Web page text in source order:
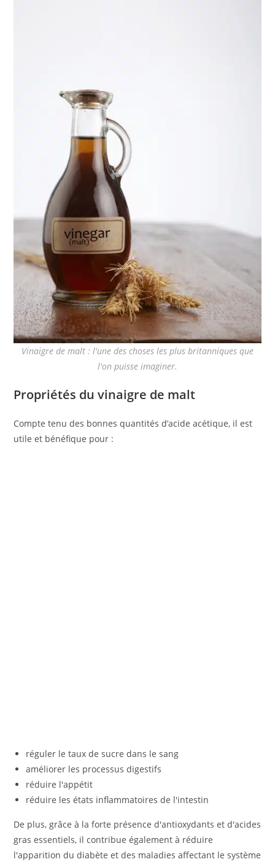
Vinaigre de malt : l'une des choses les plus britanniques que
l'on puisse imaginer.
Propriétés du vinaigre de malt
Compte tenu des bonnes quantités d’acide acétique, il est
utile et bénéfique pour :
réguler le taux de sucre dans le sang
améliorer les processus digestifs
réduire l'appétit
réduire les états inflammatoires de l'intestin
De plus, grâce à la forte présence d'antioxydants et d'acides
gras essentiels, il contribue également à réduire
l'apparition du diabète et des maladies affectant le système